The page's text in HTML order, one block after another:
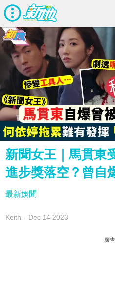
新聞女王｜馬貫東
進步獎落空？曾自
最新娛聞
Keith Dec 14 2023
廣告